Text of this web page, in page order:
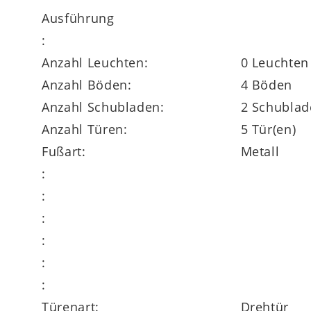
Raffinierte Aufteilung für
DerVitrinenschrank überzeugt mit
Präsentation deiner Lieblingsstücke –
Holztüren. Rechts finden sich eine
ideal für Dinge, die du dezent verstauen
Die sanft schließenden Türen und
Vitrine wird
ergänzen, um gezielt stimmungsvolle
Ausführung
:
Anzahl Leuchten:
0 Leuchten
Anzahl Böden:
4 Böden
Anzahl Schubladen:
2
Anzahl Türen:
5 Tür(en)
Fußart:
Metall
:
:
:
:
:
:
Türenart:
Drehtür